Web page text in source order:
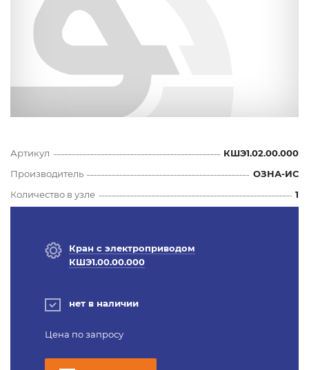
Артикул
КШЭ1.02.00.000
Производитель
ОЗНА-ИС
Количество в узле
1
Кран с электроприводом
КШЭ1.00.00.000
нет в наличии
Цена по запросу